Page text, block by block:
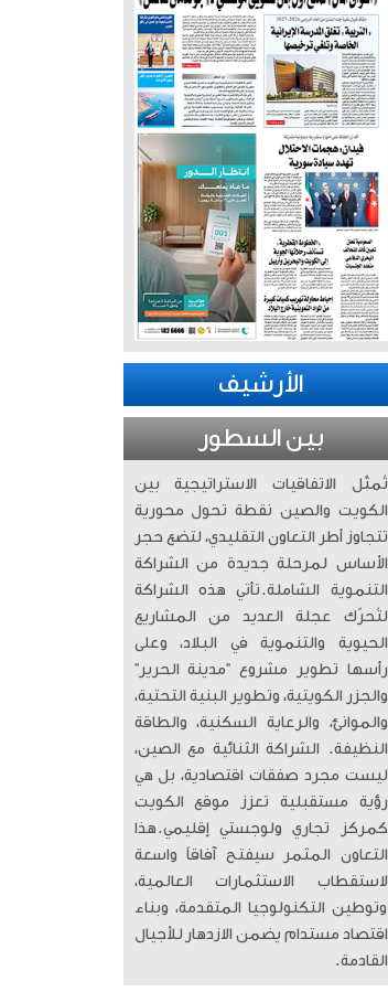
الأرشيف
بين السطور
تُمثّل الاتفاقيات الاستراتيجية بين
الكويت والصين نقطة تحول محورية
تتجاوز أطر التعاون التقليدي، لتضع حجر
الأساس لمرحلة جديدة من الشراكة
التنموية الشاملة. ​تأتي هذه الشراكة
لتُحرّك عجلة العديد من المشاريع
الحيوية والتنموية في البلاد، وعلى
رأسها تطوير مشروع “مدينة الحرير”
والجزر الكويتية، وتطوير البنية التحتية،
والموانئ، والرعاية السكنية، والطاقة
النظيفة. الشراكة الثنائية مع الصين،
ليست مجرد صفقات اقتصادية، بل هي
رؤية مستقبلية تعزز موقع الكويت
كمركز تجاري ولوجستي إقليمي. ​هذا
التعاون المثمر سيفتح آفاقاً واسعة
لاستقطاب الاستثمارات العالمية،
وتوطين التكنولوجيا المتقدمة، وبناء
اقتصاد مستدام يضمن الازدهار للأجيال
القادمة.